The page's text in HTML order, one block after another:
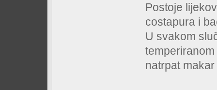
Postoje
costapura i
U svakom
natrpat